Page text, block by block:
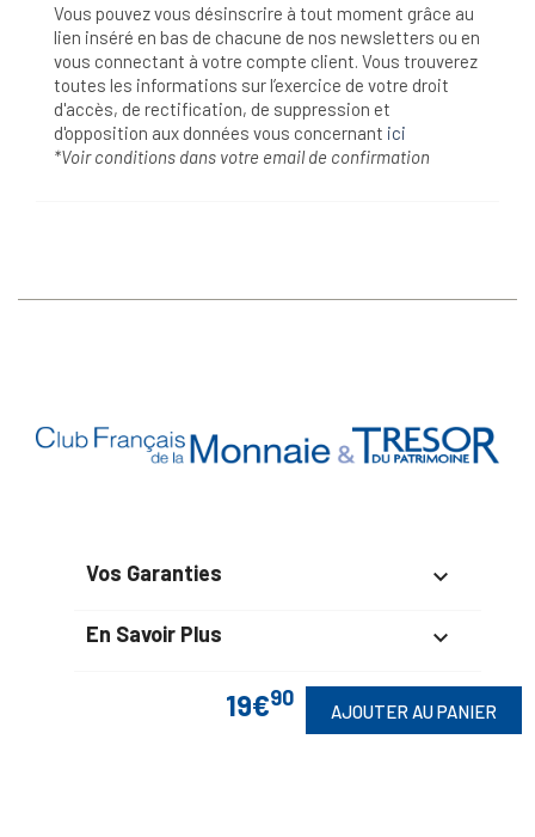
19€90
AJOUTER AU PANIER
Vous pouvez vous désinscrire à tout moment grâce au
lien inséré en bas de chacune de nos newsletters ou en
vous connectant à votre compte client. Vous trouverez
toutes les informations sur l’exercice de votre droit
d'accès, de rectification, de suppression et
d'opposition aux données vous concernant ici
*Voir conditions dans votre email de confirmation
Vos Garanties 
En Savoir Plus 
Retrouvez Aussi 